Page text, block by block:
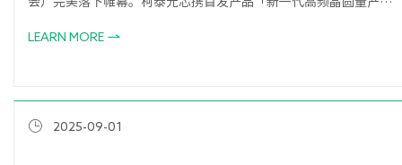
伴的驻足交流。
LEARN MORE
2025-09-01